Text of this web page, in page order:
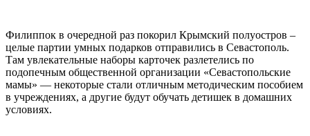
Филиппок в очередной раз покорил Крымский полуостров –
целые партии умных подарков отправились в Севастополь.
Там увлекательные наборы карточек разлетелись по
подопечным общественной организации «Севастопольские
мамы» — некоторые стали отличным методическим пособием
в учреждениях, а другие будут обучать детишек в домашних
условиях.